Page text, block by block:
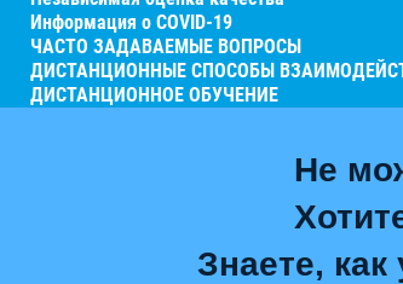
Информация о COVID-19
ЧАСТО ЗАДАВАЕМЫЕ ВОПРОСЫ
ДИСТАНЦИОННЫЕ СПОСОБЫ
ДИСТАНЦИОННОЕ ОБУЧЕНИЕ
Не
Знаете,